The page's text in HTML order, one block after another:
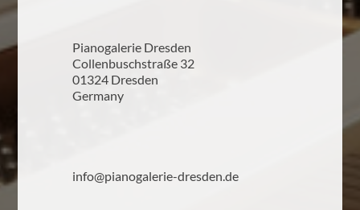
Pianogalerie Dresden
Collenbuschstraße 32
01324 Dresden
Germany
info@pianogalerie-dresden.de